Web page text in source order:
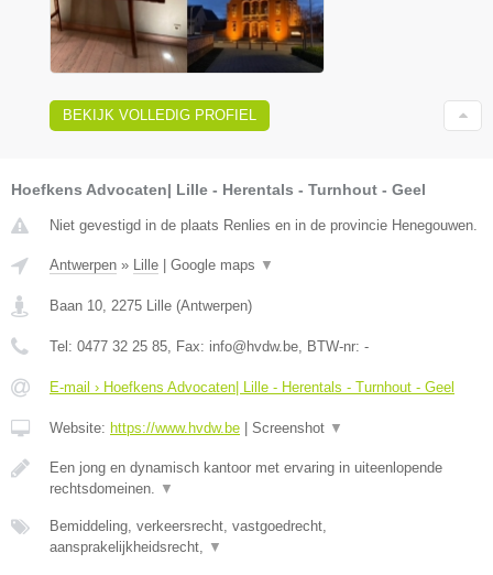
BEKIJK VOLLEDIG PROFIEL
Hoefkens Advocaten| Lille - Herentals - Turnhout - Geel
Niet gevestigd in de plaats Renlies en in de provincie Henegouwen.
Antwerpen » Lille Google maps ▼
Baan 10, 2275 Lille (Antwerpen)
Tel: 0477 32 25 85, Fax: info@hvdw.be, BTW-nr: -
E-mail › Hoefkens Advocaten| Lille - Herentals - Turnhout - Geel
Website: https://www.hvdw.be Screenshot ▼
Een jong en dynamisch kantoor met ervaring in uiteenlopende
rechtsdomeinen. ▼
Bemiddeling, verkeersrecht, vastgoedrecht,
aansprakelijkheidsrecht, ▼